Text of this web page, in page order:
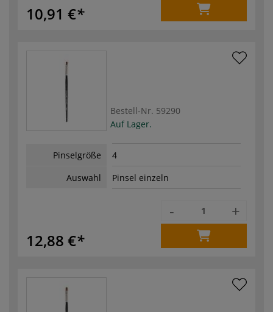
10,91 €
Bestell-Nr. 59290
Auf Lager.
Pinselgröße
4
Auswahl
Pinsel einzeln
12,88 €
- +